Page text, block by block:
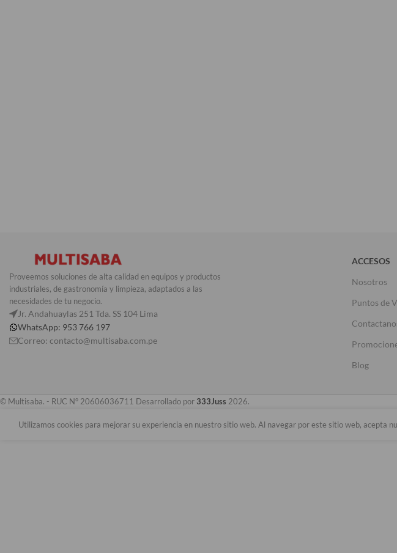
Proveemos soluciones de alta calidad en equipos y productos
industriales, de gastronomía y limpieza, adaptados a las
necesidades de tu negocio.
Jr. Andahuaylas 251 Tda. SS 104 Lima
WhatsApp: 953 766 197
Correo: contacto@multisaba.com.pe
ACCESOS
Nosotros
Puntos de
Blog
© Multisaba. - RUC N° 20606036711 Desarrollado por 333Juss 2026.
Utilizamos cookies para mejorar su experiencia en nuestro sitio web. Al navegar por este sitio web, acepta